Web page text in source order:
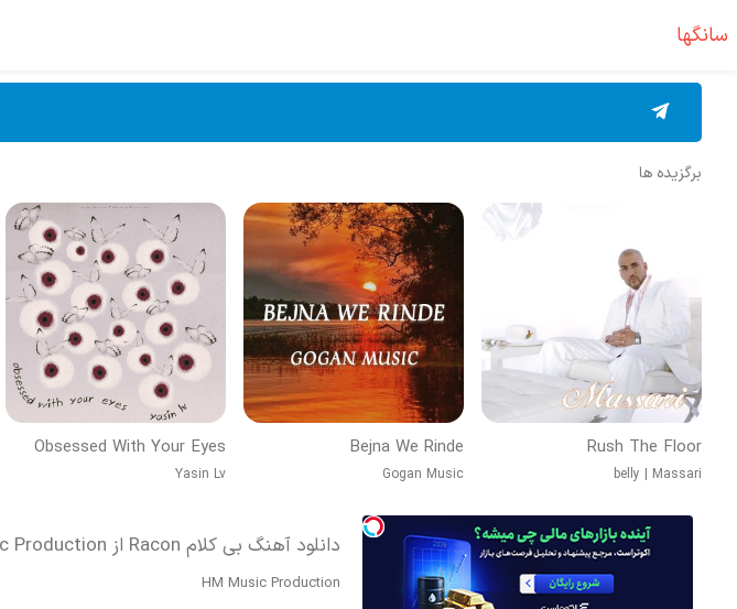
سانگها
برگزیده ها
Rush The Floor
belly | Massari
Bejna We Rinde
Gogan Music
Obsessed With Your Eyes
Yasin Lv
دانلود آهنگ بی کلام Racon از HM Music Production
HM Music Production